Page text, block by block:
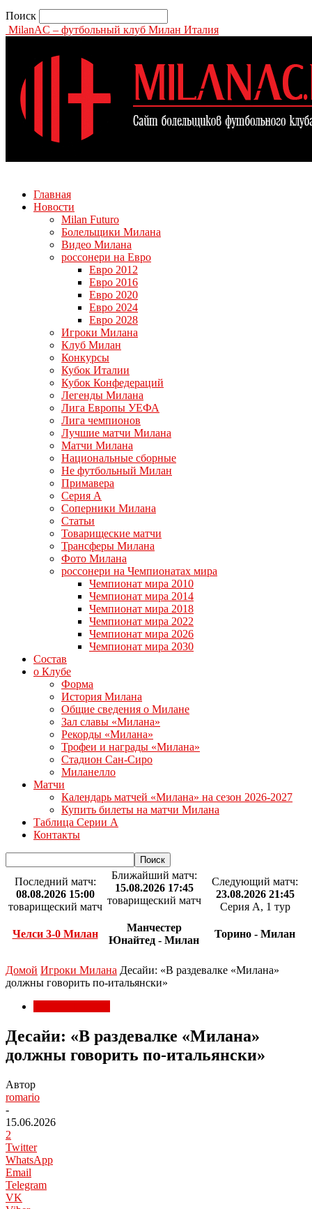
Поиск
MilanAC – футбольный клуб Милан Италия
Главная
Новости
Milan Futuro
Болельщики Милана
Видео Милана
россонери на Евро
Евро 2012
Евро 2016
Евро 2020
Евро 2024
Евро 2028
Игроки Милана
Клуб Милан
Конкурсы
Кубок Италии
Кубок Конфедераций
Легенды Милана
Лига Европы УЕФА
Лига чемпионов
Лучшие матчи Милана
Матчи Милана
Национальные сборные
Не футбольный Милан
Примавера
Серия А
Соперники Милана
Статьи
Товарищеские матчи
Трансферы Милана
Фото Милана
россонери на Чемпионатах мира
Чемпионат мира 2010
Чемпионат мира 2014
Чемпионат мира 2018
Чемпионат мира 2022
Чемпионат мира 2026
Чемпионат мира 2030
Состав
о Клубе
Форма
История Милана
Общие сведения о Милане
Зал славы «Милана»
Рекорды «Милана»
Трофеи и награды «Милана»
Стадион Сан-Сиро
Миланелло
Матчи
Календарь матчей «Милана» на сезон 2026-2027
Купить билеты на матчи Милана
Таблица Серии А
Контакты
Последний матч:
08.08.2026 15:00
товарищеский матч
Челси 3-0 Милан
Ближайший матч:
15.08.2026 17:45
товарищеский матч
Манчестер
Юнайтед - Милан
Следующий матч:
23.08.2026 21:45
Серия А, 1 тур
Торино - Милан
Домой Игроки Милана Десайи: «В раздевалке «Милана»
должны говорить по-итальянски»
Десайи: «В раздевалке «Милана»
должны говорить по-итальянски»
Автор
romario
-
15.06.2026
2
Twitter
WhatsApp
Email
Telegram
VK